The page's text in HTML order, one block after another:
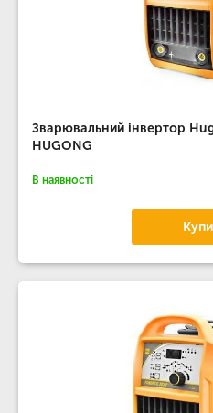
Зварювальний інвертор
HUGONG
В наявності